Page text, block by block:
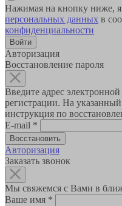
Нажимая на кнопку ниже,
персональных данных в
конфиденциальности
Авторизация
Восстановление пароля
Введите адрес
регистрации. На указанный
инструкция по
E-mail *
Авторизация
Заказать звонок
Мы свяжемся с Вами в
Ваше имя *